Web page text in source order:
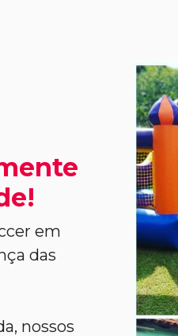
em
das
nossos